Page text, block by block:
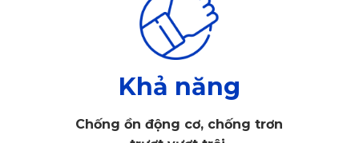
Camera hành trình KATA
Trong số các dòng camera hành trình hiện nay, KATA
KD001 Pro và KATA KD002 Pro là hai lựa chọn được nhiều
Khả năng
Chống ồn động cơ, chống trơn